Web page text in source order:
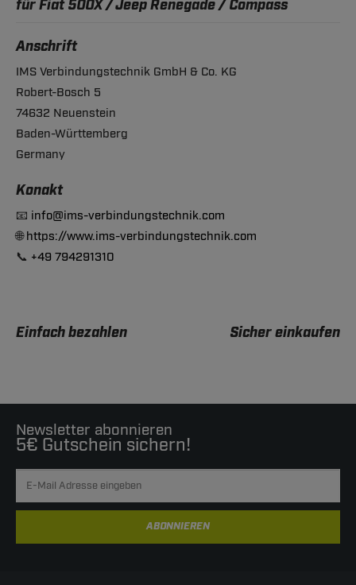
für Fiat 500X / Jeep Renegade / Compass
Anschrift
IMS Verbindungstechnik GmbH & Co. KG
Robert-Bosch 5
74632 Neuenstein
Baden-Württemberg
Germany
Konakt
📧 info@ims-verbindungstechnik.com
🌐https://www.ims-verbindungstechnik.com
📞 +49 794291310
Einfach bezahlen Sicher einkaufen
Newsletter abonnieren
5€ Gutschein sichern!
ABONNIEREN